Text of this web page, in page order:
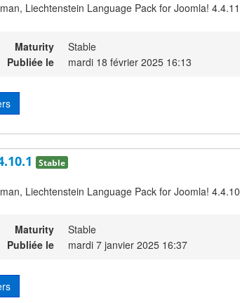
Liechtenstein Language Pack for Joomla! 4.4.11
Maturity
Stable
Publiée le
mardi 18 février 2025 16:13
Stable
Liechtenstein Language Pack for Joomla! 4.4.10
Maturity
Stable
Publiée le
mardi 7 janvier 2025 16:37